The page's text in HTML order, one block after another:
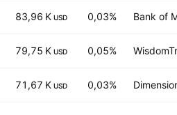
83,96 K USD 0,03% Bank of
79,75 K USD 0,05%
71,67 K USD 0,03%